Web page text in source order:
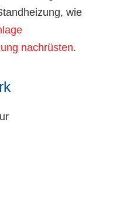
wie
nachrüsten.